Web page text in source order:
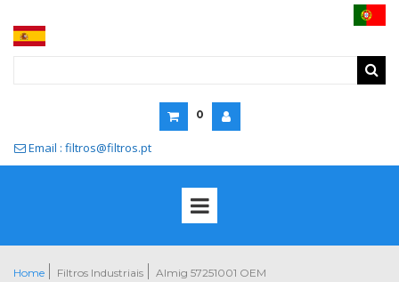
0
 Email : filtros@filtros.pt
Home Filtros Industriais Almig 57251001 OEM